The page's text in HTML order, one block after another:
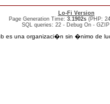
Lo-Fi Version
Page Generation Time: 3.1902s (PHP:
SQL queries: 22 - Debug On -
es una organizaci�n sin �nimo de